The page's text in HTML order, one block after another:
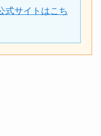
式サイトはこち